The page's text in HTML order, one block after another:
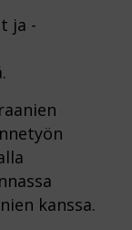
ja -
kanssa.